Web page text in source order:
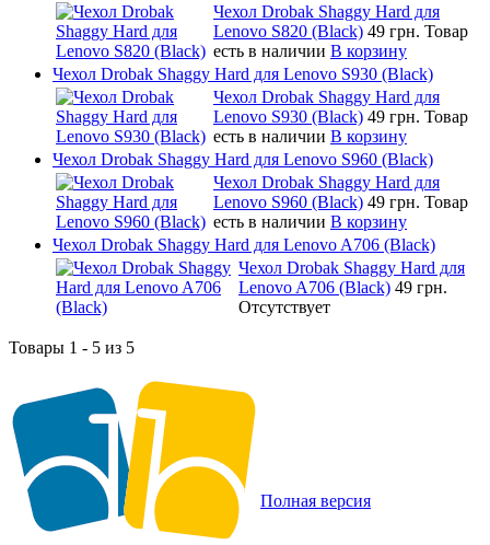
Чехол Drobak Shaggy Hard для
Lenovo S820 (Black) 49 грн. Товар
есть в наличии В корзину
Чехол Drobak Shaggy Hard для Lenovo S930 (Black)
Чехол Drobak Shaggy Hard для
Lenovo S930 (Black) 49 грн. Товар
есть в наличии В корзину
Чехол Drobak Shaggy Hard для Lenovo S960 (Black)
Чехол Drobak Shaggy Hard для
Lenovo S960 (Black) 49 грн. Товар
есть в наличии В корзину
Чехол Drobak Shaggy Hard для Lenovo A706 (Black)
Чехол Drobak Shaggy Hard для
Lenovo A706 (Black) 49 грн.
Отсутствует
Товары 1 - 5 из 5
Полная версия